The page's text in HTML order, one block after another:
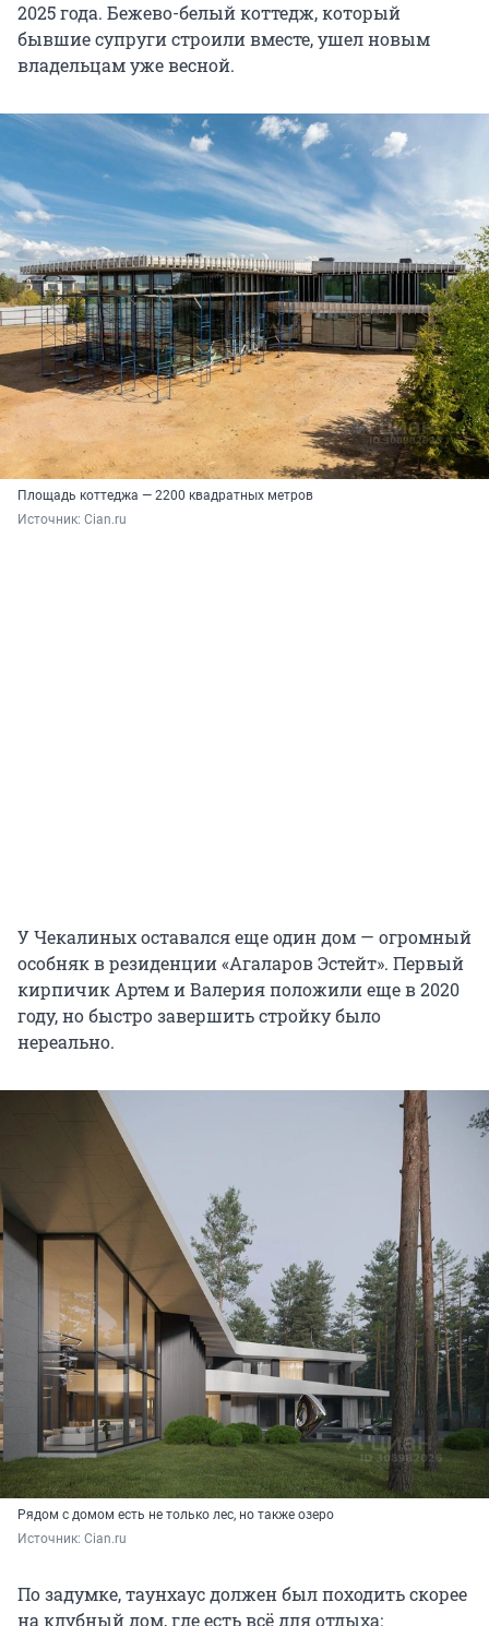
2025 года. Бежево-белый коттедж, который
бывшие супруги строили вместе, ушел новым
владельцам уже весной.
Площадь коттеджа — 2200 квадратных метров
Источник: Cian.ru
У Чекалиных оставался еще один дом — огромный
особняк в резиденции «Агаларов Эстейт». Первый
кирпичик Артем и Валерия положили еще в 2020
году, но быстро завершить стройку было
нереально.
Рядом с домом есть не только лес, но также озеро
Источник: Cian.ru
По задумке, таунхаус должен был походить скорее
на клубный дом, где есть всё для отдыха: